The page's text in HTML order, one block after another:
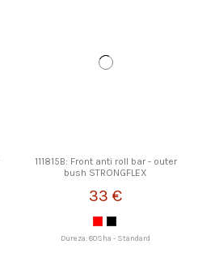
111815B: Front anti roll bar - outer
bush STRONGFLEX
33 €
Dureza: 80Sha - Standard